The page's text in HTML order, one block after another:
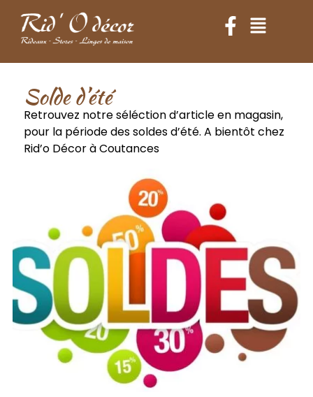
Solde d’été
Retrouvez notre séléction d’article en magasin,
pour la période des soldes d’été. A bientôt chez
Rid’o Décor à Coutances